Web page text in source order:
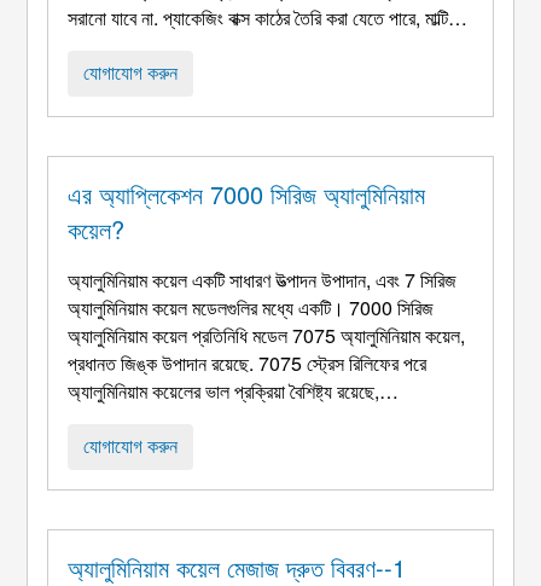
সরানো যাবে না. প্যাকেজিং বাক্স কাঠের তৈরি করা যেতে পারে, মাল্টি-
বাক্স পরিষ্কার এবং পরিচ্ছন্ন হওয়া উচিত ...
যোগাযোগ করুন
এর অ্যাপ্লিকেশন 7000 সিরিজ অ্যালুমিনিয়াম
কয়েল?
অ্যালুমিনিয়াম কয়েল একটি সাধারণ উত্পাদন উপাদান, এবং 7 সিরিজ
অ্যালুমিনিয়াম কয়েল মডেলগুলির মধ্যে একটি। 7000 সিরিজ
অ্যালুমিনিয়াম কয়েল প্রতিনিধি মডেল 7075 অ্যালুমিনিয়াম কয়েল,
প্রধানত জিঙ্ক উপাদান রয়েছে. 7075 স্ট্রেস রিলিফের পরে
অ্যালুমিনিয়াম কয়েলের ভাল প্রক্রিয়া বৈশিষ্ট্য রয়েছে,
অ্যালুমিনিয়াম 7075 অতিস্বনক সনাক্তকরণের মাধ্যমে
যোগাযোগ করুন
অ্যালুমিনিয়াম কয়েল মেজাজ দ্রুত বিবরণ--1